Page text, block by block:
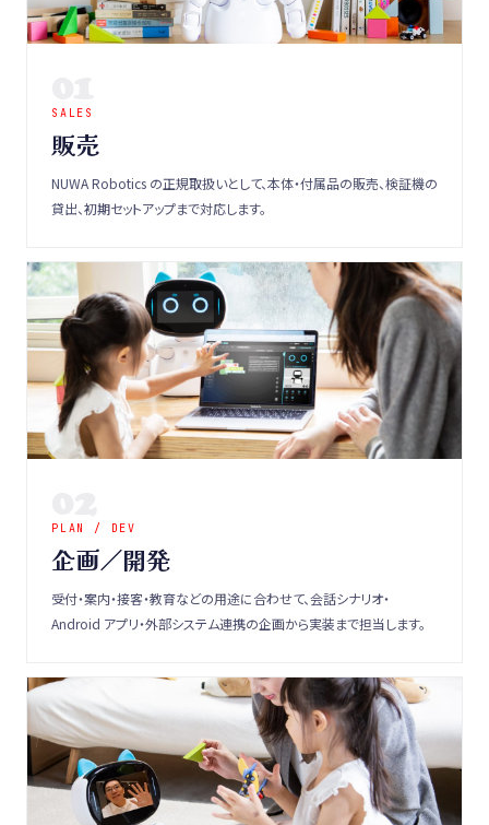
SALES
販売
NUWA Robotics の正規取扱いとして、本体・付属品の販売、検証機の
貸出、初期セットアップまで対応します。
PLAN / DEV
企画／開発
受付・案内・接客・教育などの用途に合わせて、会話シナリオ・
Android アプリ・外部システム連携の企画から実装まで担当します。